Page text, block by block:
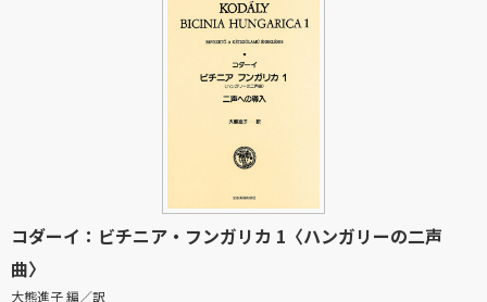
コダーイ：ビチニア・フンガリカ 1〈ハンガリーの二声
曲〉
大熊進子 編／訳